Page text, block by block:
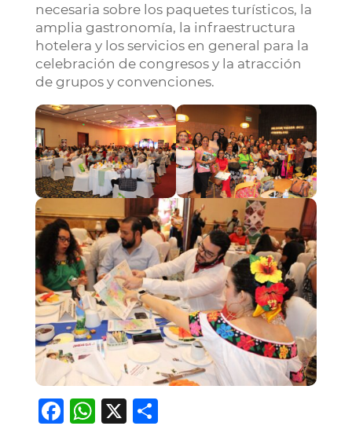
necesaria sobre los paquetes turísticos, la
amplia gastronomía, la infraestructura
hotelera y los servicios en general para la
celebración de congresos y la atracción
de grupos y convenciones.
Facebook
WhatsApp
X Compartir